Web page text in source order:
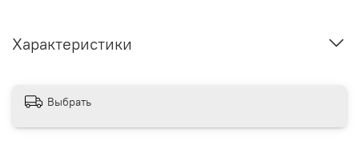
Характеристики
Выбрать